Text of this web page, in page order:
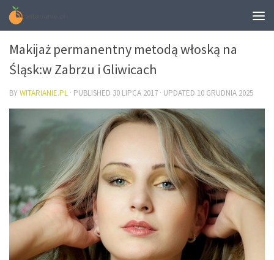
URODA
Makijaż permanentny metodą włoską na
Śląsk:w Zabrzu i Gliwicach
BYWITARIANIE.PL · PUBLISHED 30 LIPCA 2017 · UPDATED 10 GRUDNIA 2025